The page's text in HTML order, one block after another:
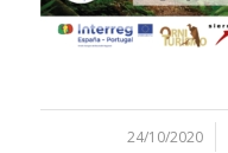
24/10/2020
/